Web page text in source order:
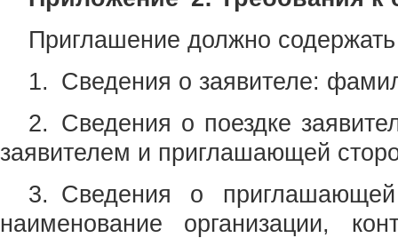
Приглашение должно
1. Сведения о заявителе:
2. Сведения о поездке
заявителем и приглашающей
3. Сведения о
наименование организации,